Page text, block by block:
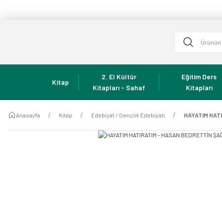
Kitap
2. El Kültür
Kitapları - Sahaf
Eğitim Ders
Kitapları
Anasayfa Kitap Edebiyat / Gençlik Edebiyatı HAYATIM